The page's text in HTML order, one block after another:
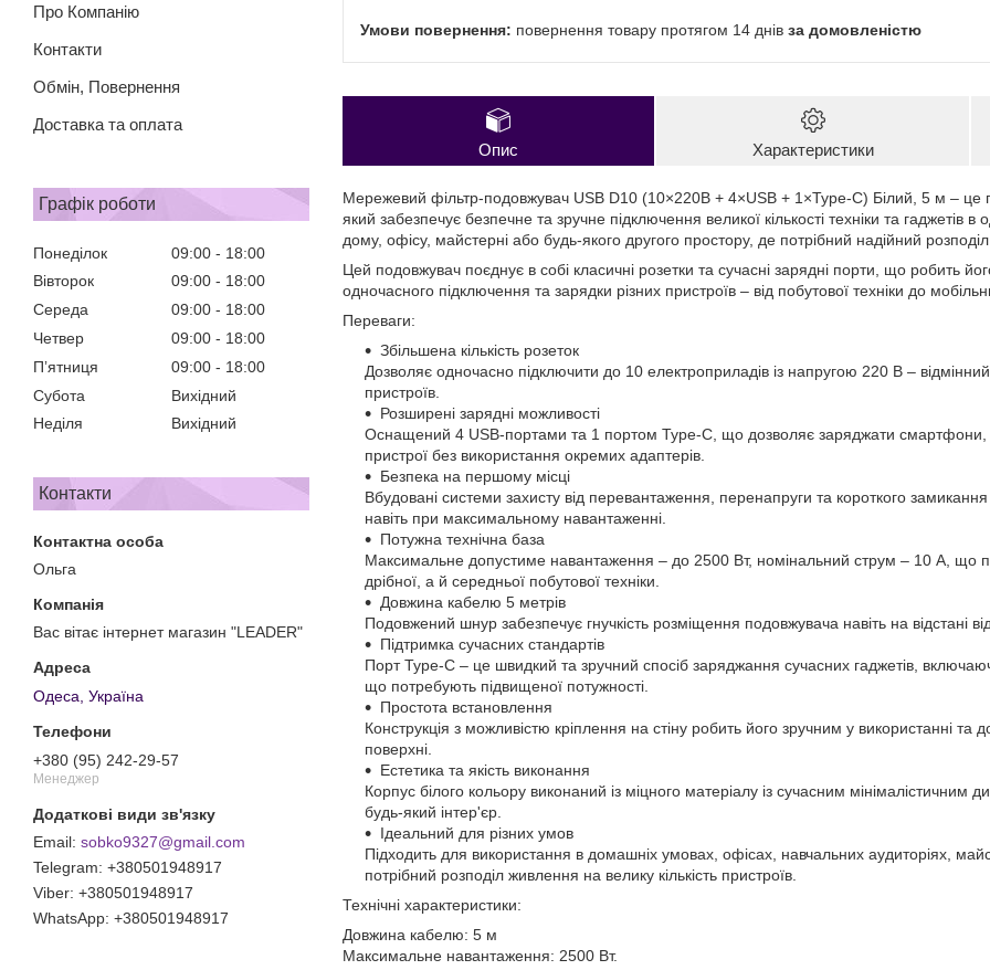
Про Компанію
Контакти
Обмін, Повернення
Доставка та оплата
Графік роботи
Понеділок 09:00
18:00
Вівторок
09:00
18:00
Середа
09:00
18:00
Четвер
09:00
18:00
Пʼятниця
09:00
18:00
Субота
Вихідний
Неділя
Вихідний
Контакти
Ольга
Вас вітає інтернет магазин "LEADER"
Одеса, Україна
+380 (95) 242-29-57
Менеджер
sobko9327@gmail.com
+380501948917
+380501948917
+380501948917
повернення товару протягом 14 днів за домовленістю
Опис Характеристики
Мережевий фільтр-подовжувач USB D10 (10×220В + 4×USB + 1×Type-C) Білий, 5 м – це
який забезпечує безпечне та зручне підключення великої кількості техніки та гаджетів
дому, офісу, майстерні або будь-якого другого простору, де потрібний надійний
Цей подовжувач поєднує в собі класичні розетки та сучасні зарядні порти, що робить
одночасного підключення та зарядки різних пристроїв – від побутової техніки до
Переваги:
Збільшена кількість розеток
Дозволяє одночасно підключити до 10 електроприладів із напругою 220 В –
пристроїв.
Розширені зарядні можливості
Оснащений 4 USB-портами та 1 портом Type-C, що дозволяє заряджати смартфони,
пристрої без використання окремих адаптерів.
Безпека на першому місці
Вбудовані системи захисту від перевантаження, перенапруги та короткого
навіть при максимальному навантаженні.
Потужна технічна база
Максимальне допустиме навантаження – до 2500 Вт, номінальний струм – 10 А, що
дрібної, а й середньої побутової техніки.
Довжина кабелю 5 метрів
Подовжений шнур забезпечує гнучкість розміщення подовжувача навіть на відстані
Підтримка сучасних стандартів
Порт Type-C – це швидкий та зручний спосіб заряджання сучасних гаджетів,
що потребують підвищеної потужності.
Простота встановлення
Конструкція з можливістю кріплення на стіну робить його зручним у використанні та
поверхні.
Естетика та якість виконання
Корпус білого кольору виконаний із міцного матеріалу із сучасним мінімалістичним
будь-який інтер'єр.
Ідеальний для різних умов
Підходить для використання в домашніх умовах, офісах, навчальних аудиторіях,
потрібний розподіл живлення на велику кількість пристроїв.
Технічні характеристики:
Довжина кабелю: 5 м
Максимальне навантаження: 2500 Вт.